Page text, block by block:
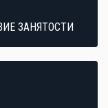
ЗАНЯТОСТИ